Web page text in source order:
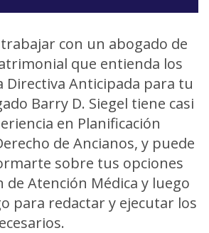
con un abogado de
que entienda los
Directiva Anticipada para tu
Barry D. Siegel tiene casi
en Planificación
de Ancianos, y puede
sobre tus opciones
de Atención Médica y luego
para redactar y ejecutar los